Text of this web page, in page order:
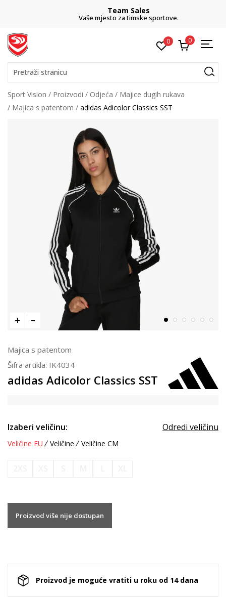
Team Sales
Vaše mjesto za timske sportove.
0 0
Pretraži stranicu
Sport Vision Proizvodi Odjeća
Majice dugih rukava
Majica s patentom
adidas Adicolor Classics SST
Majica s patentom
Šifra artikla: IK4034
adidas Adicolor Classics SST
Izaberi veličinu: Odredi veličinu
Veličine EU Veličine Veličine CM
Proizvod više nije dostupan
Proizvod je moguće vratiti u roku od 14 dana